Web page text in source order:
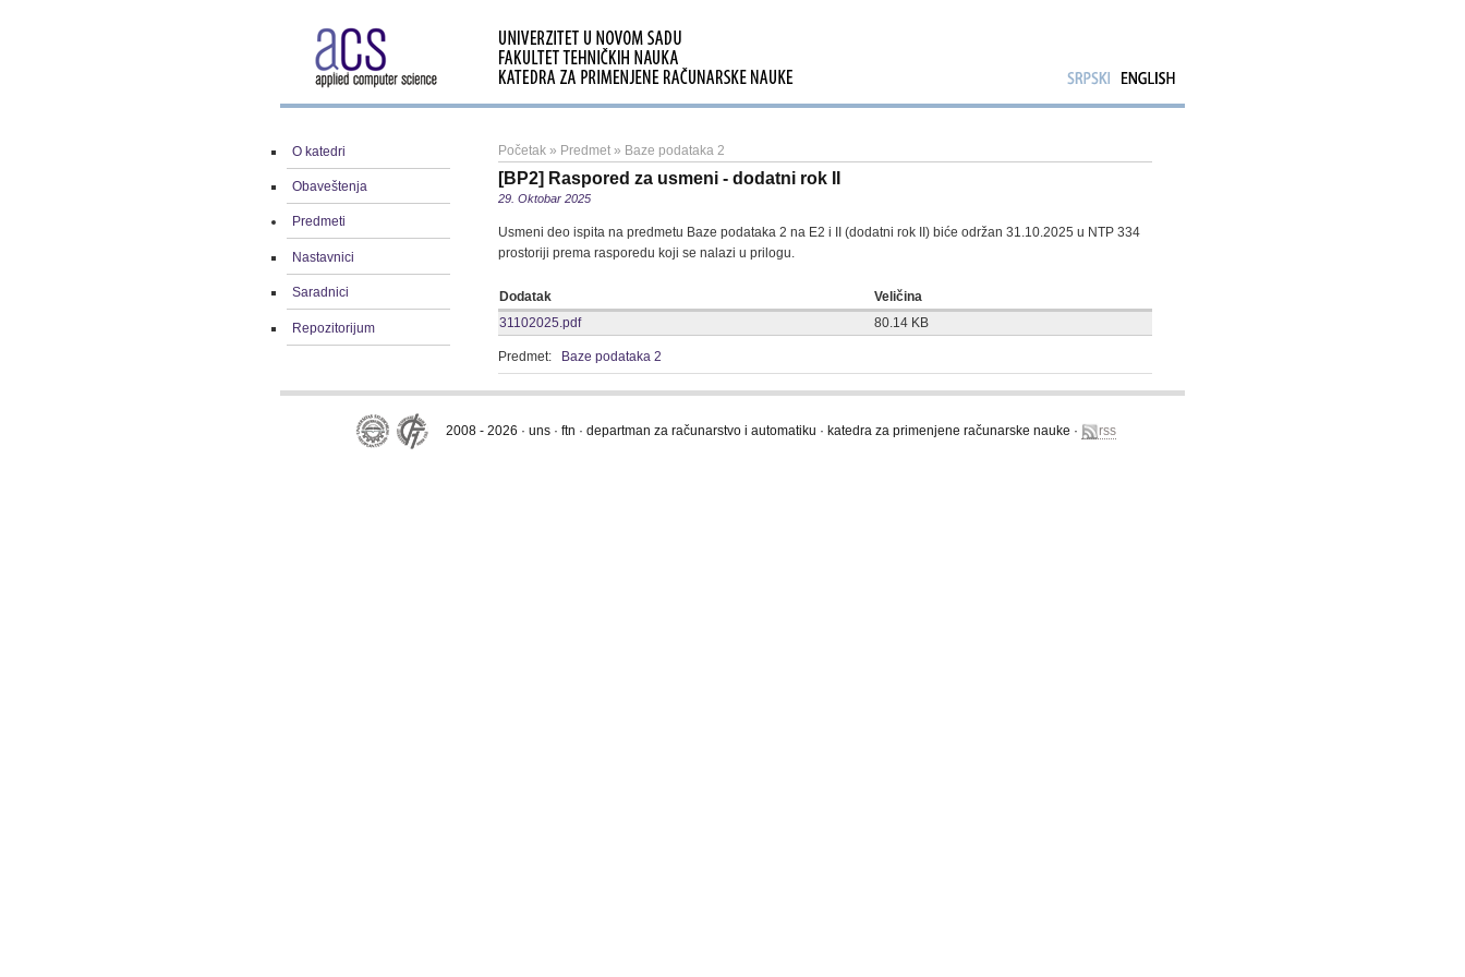
O katedri
Obaveštenja
Predmeti
Nastavnici
Saradnici
Repozitorijum
Početak » Predmet » Baze podataka 2
[BP2] Raspored za usmeni - dodatni rok II
29. Oktobar 2025
Usmeni deo ispita na predmetu Baze podataka 2 na E2 i II (dodatni rok II) biće održan 31.10.2025 u NTP 334
prostoriji prema rasporedu koji se nalazi u prilogu.
Dodatak
Veličina
31102025.pdf
80.14 KB
Predmet: Baze podataka 2
2008 - 2026 · uns · ftn · departman za računarstvo i automatiku · katedra za primenjene računarske nauke · rss